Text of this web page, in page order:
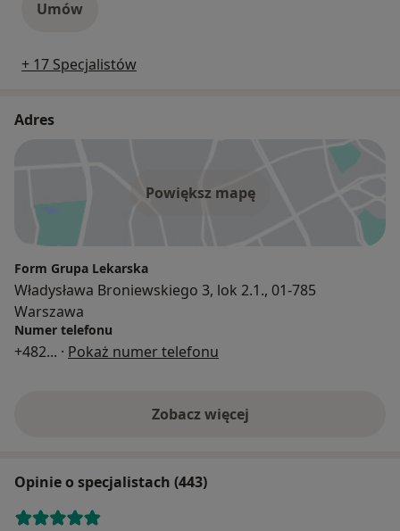
Umów
+ 17 Specjalistów
Adres
Powiększ mapę
Form Grupa Lekarska
Władysława Broniewskiego 3, lok 2.1., 01-785
Warszawa
Numer telefonu
+482... · Pokaż numer telefonu
Zobacz więcej
Opinie o specjalistach (443)